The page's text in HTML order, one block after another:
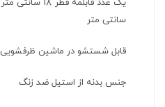
سانتی متر
قابل شستشو در ماشین ظرفشویی
جنس بدنه از استیل ضد زنگ